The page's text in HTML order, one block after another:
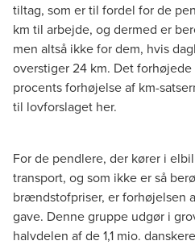
tiltag, som er til fordel for de
km til arbejde, og dermed er
men altså ikke for dem, hvis
overstiger 24 km. Det
procents forhøjelse af km-
til lovforslaget her.
For de pendlere, der kører i
transport, og som ikke er så
brændstofpriser, er forhøjelsen
gave. Denne gruppe udgør i
halvdelen af de 1,1 mio.